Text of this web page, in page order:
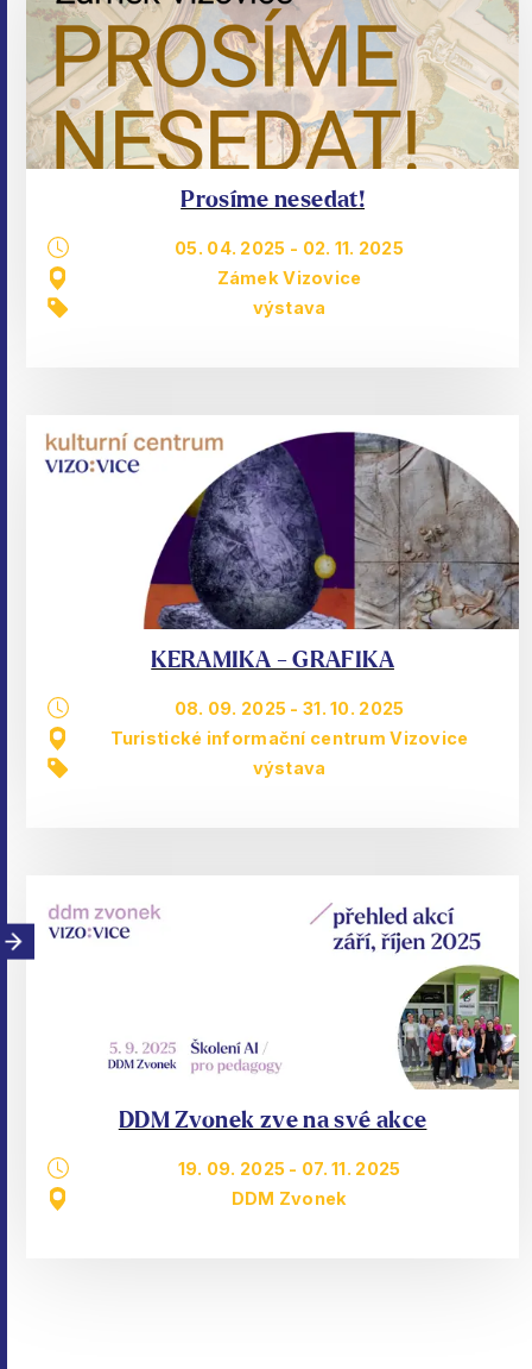
Prosíme nesedat!
05. 04. 2025 - 02. 11. 2025
Zámek Vizovice
výstava
KERAMIKA - GRAFIKA
08. 09. 2025 -31. 10. 2025
Turistické informační centrum Vizovice
výstava
DDM Zvonek zve na své akce
19. 09. 2025 - 07. 11. 2025
DDM Zvonek